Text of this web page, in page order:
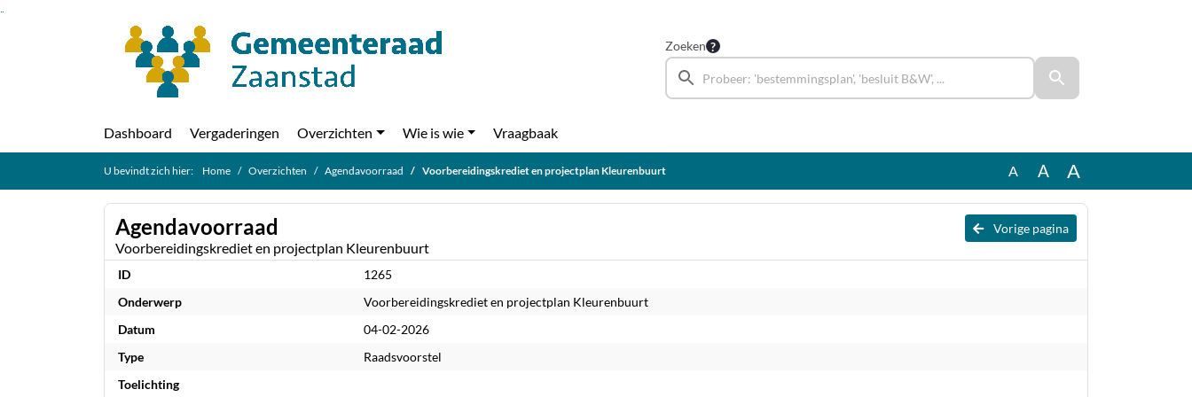
Ga naar de inhoud van deze pagina
Zoeken
Dashboard Vergaderingen Overzichten Wie is wie Vraagbaak
U bevindt zich hier: Home Overzichten Agendavoorraad Voorbereidingskrediet en projectplan Kleurenbuurt A A A
Vorige pagina
Agendavoorraad
Voorbereidingskrediet en projectplan Kleurenbuurt
ID
1265
Onderwerp
Voorbereidingskrediet en projectplan Kleurenbuurt
Datum
04-02-2026
Type
Raadsvoorstel
Toelichting